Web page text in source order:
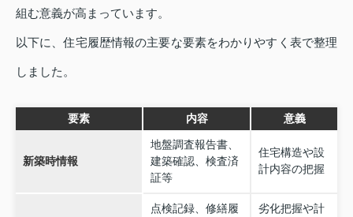
組む意義が高まっています。
以下に、住宅履歴情報の主要な要素をわかりやすく表で整理
しました。
要素 内容 意義
新築時情報
地盤調査報告書、
建築確認、検査済
証等
住宅構造や設
計内容の把握
点検記録、修繕履
劣化把握や計